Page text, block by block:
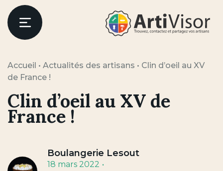
Accueil • Actualités des artisans • Clin d’oeil au XV
de France !
Clin d’oeil au XV de
France !
Boulangerie Lesout
18 mars 2022